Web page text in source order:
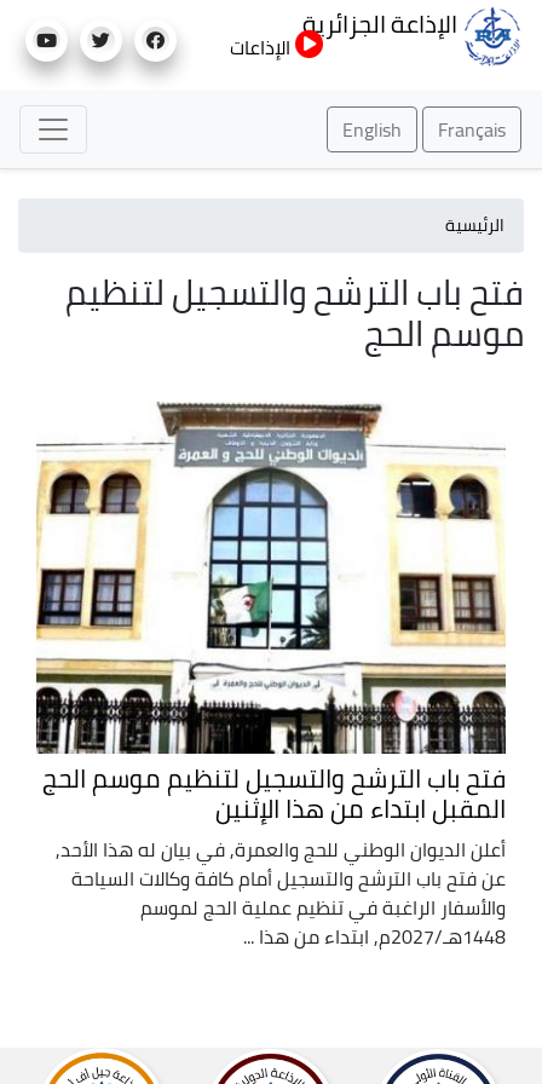
إلى
الإذاعة الجزائرية
الإذاعات
Français
English
الرئيسية
فتح باب الترشح والتسجيل لتنظيم
موسم الحج
فتح باب الترشح والتسجيل لتنظيم موسم الحج
المقبل ابتداء من هذا الإثنين
أعلن الديوان الوطني للحج والعمرة, في بيان له هذا الأحد,
عن فتح باب الترشح والتسجيل أمام كافة وكالات السياحة
والأسفار الراغبة في تنظيم عملية الحج لموسم
1448هـ/2027م, ابتداء من هذا ...